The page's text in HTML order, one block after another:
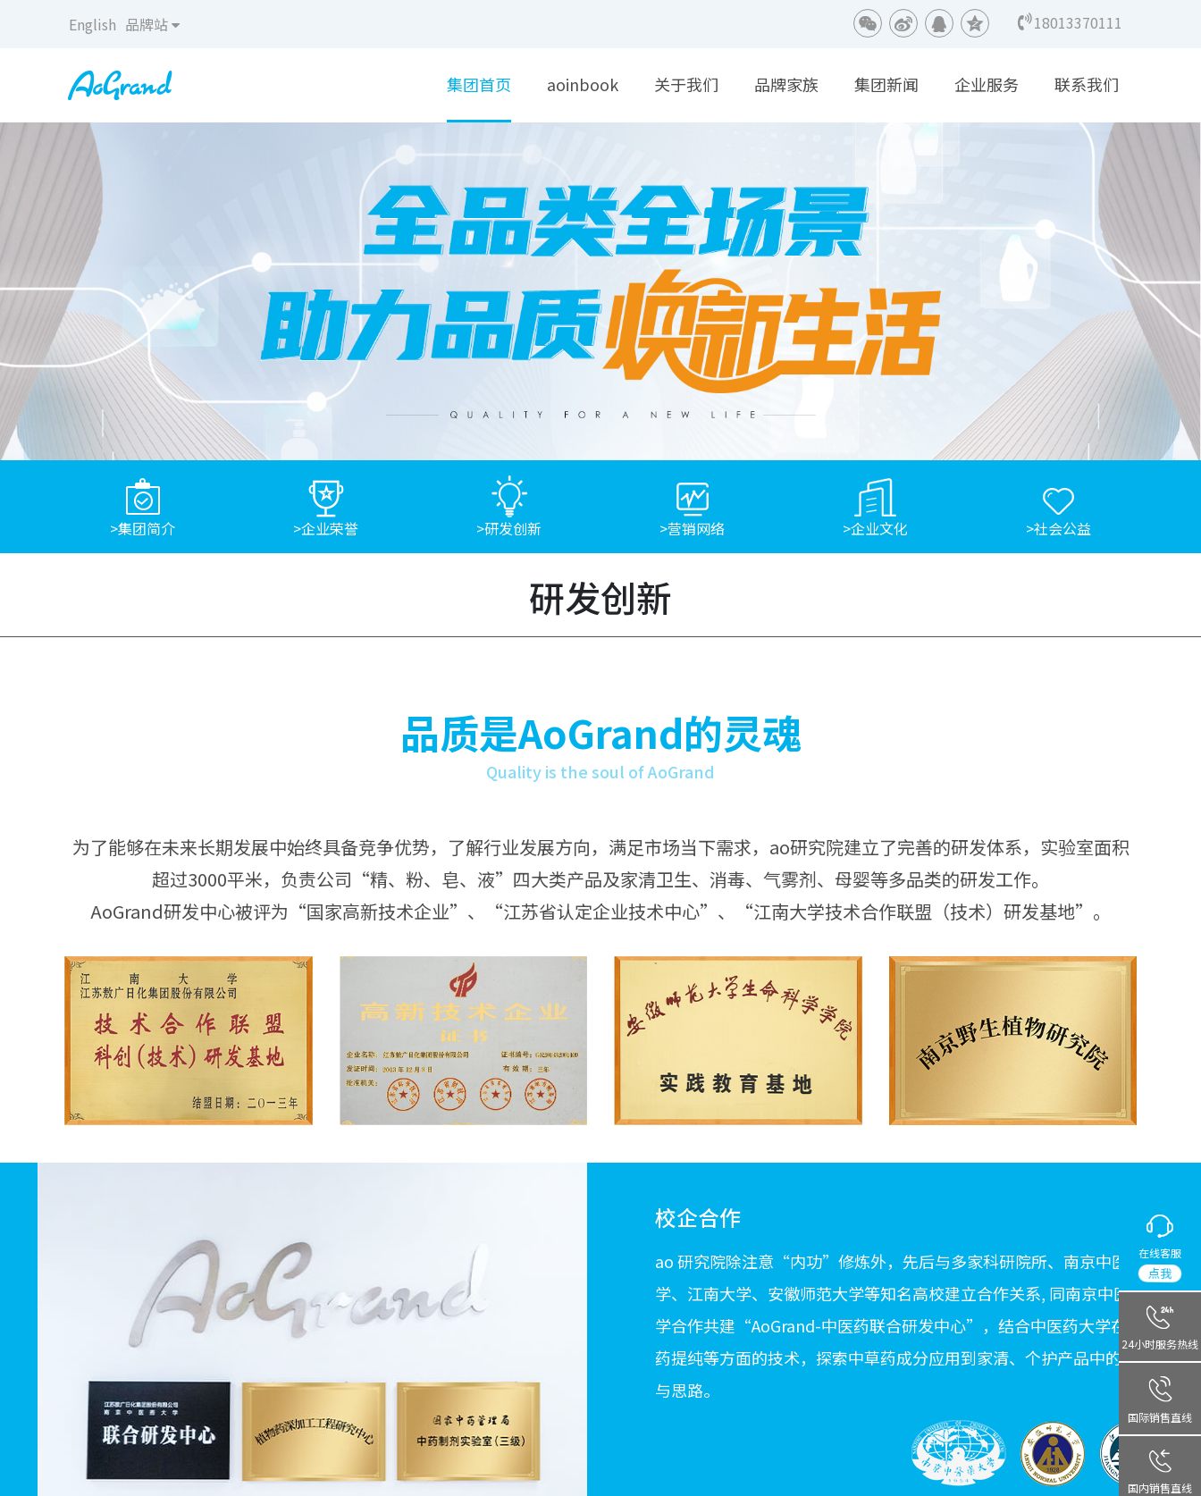
English 品牌站 18013370111
集团首页 aoinbook 关于我们 品牌家族 集团新闻 企业服务 联系我们
>集团简介 >企业荣誉 >研发创新 >营销网络 >企业文化 >社会公益
研发创新
品质是AoGrand的灵魂
Quality is the soul of AoGrand
为了能够在未来长期发展中始终具备竞争优势，了解行业发展方向，满足市场当下需求，ao研究院建立了完善的研发体系，实验室面积
超过3000平米，负责公司“精、粉、皂、液”四大类产品及家清卫生、消毒、气雾剂、母婴等多品类的研发工作。
AoGrand研发中心被评为“国家高新技术企业”、“江苏省认定企业技术中心”、“江南大学技术合作联盟（技术）研发基地”。
校企合作
ao 研究院除注意“内功”修炼外，先后与多家科研院所、南京中医药大
学、江南大学、安徽师范大学等知名高校建立合作关系, 同南京中医药大
学合作共建“AoGrand-中医药联合研发中心”，结合中医药大学在中草
药提纯等方面的技术，探索中草药成分应用到家清、个护产品中的方案
与思路。
在线客服
点我
24小时服务热线
国际销售直线
国内销售直线